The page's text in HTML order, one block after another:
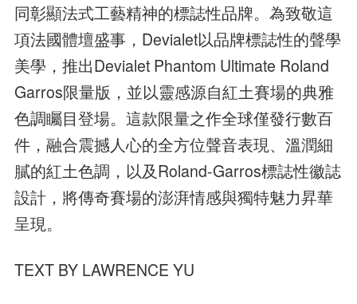
同彰顯法式工藝精神的標誌性品牌。為致敬這
項法國體壇盛事，Devialet以品牌標誌性的聲學
美學，推出Devialet Phantom Ultimate Roland
Garros限量版，並以靈感源自紅土賽場的典雅
色調矚目登場。這款限量之作全球僅發行數百
件，融合震撼人心的全方位聲音表現、溫潤細
膩的紅土色調，以及Roland-Garros標誌性徽誌
設計，將傳奇賽場的澎湃情感與獨特魅力昇華
呈現。
TEXT BY LAWRENCE YU